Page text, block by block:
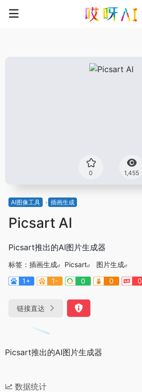
0 1,455
AI图像工具 插画生成
Picsart AI
Picsart推出的AI图片生成器
标签： 插画生成 Picsart
图片生成
1+
1- 0 0 0
链接直达
Picsart推出的AI图片生成器
数据统计